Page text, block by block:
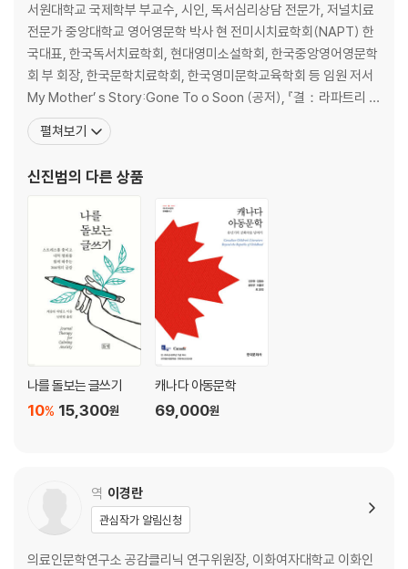
제17장 영성
제18장 시, 달리기 그리고 자기계발 : 삶의 전환에 대한 시적 접근
부록
서원대학교 국제학부 부교수, 시인, 독서심리상담 전문가, 저널치료
전문가 중앙대학교 영어영문학 박사 현 전미시치료학회(NAPT) 한
국대표, 한국독서치료학회, 현대영미소설학회, 한국중앙영어영문학
회 부 회장, 한국문학치료학회, 한국영미문학교육학회 등 임원 저서
My Mother’ s Story:Gone To o Soon (공저), 『결：라파트리 시
치료 동인시 3집』(공저),『기억과 회복의 서사 』(공저),『토니 모리슨
』(공저),『아프리카계 미국소설과 이산종교 』(세종도서 선정) 등 역
는 366개의 글감 』,
펼쳐보기
신진범의 다른 상품
나를 돌보는 글쓰기
15,300원
10%
캐나다 아동문학
69,000원
역 이경란
관심작가 알림신청
의료인문학연구소 공감클리닉 연구위원장, 이화여자대학교 이화인